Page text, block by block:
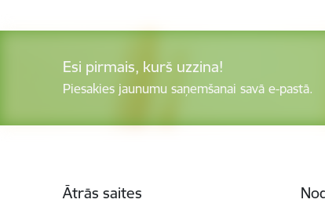
Esi pirmais, kurš uzzina!
Piesakies jaunumu saņemšanai savā e-pastā.
Ātrās saites